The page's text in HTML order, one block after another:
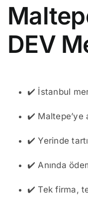
DEV
✔️ İstanbul
✔️ Maltepe’ye
✔️ Yerinde
✔️ Anında
✔️ Tek firma,